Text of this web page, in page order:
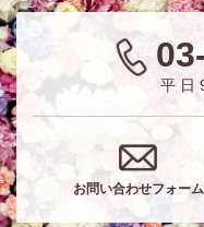
平
お問い合わせフォーム